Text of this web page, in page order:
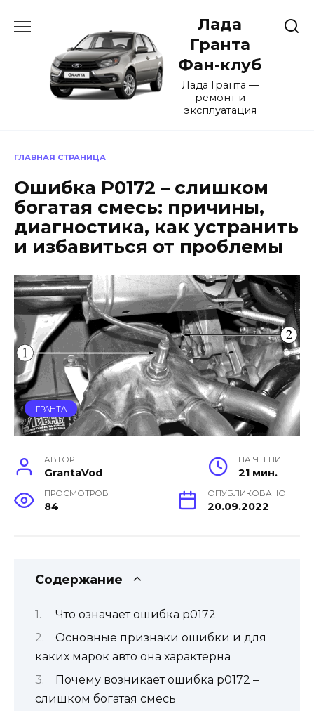
содержанию
Лада
Гранта
Фан-клуб
Лада Гранта —
ремонт и
эксплуатация
ГЛАВНАЯ СТРАНИЦА
Ошибка P0172 – слишком
богатая смесь: причины,
диагностика, как устранить
и избавиться от проблемы
ГРАНТА
АВТОР
GrantaVod
НА ЧТЕНИЕ
21 мин.
ПРОСМОТРОВ
84
ОПУБЛИКОВАНО
20.09.2022
Содержание
Что означает ошибка p0172
Основные признаки ошибки и для
каких марок авто она характерна
Почему возникает ошибка p0172 –
слишком богатая смесь